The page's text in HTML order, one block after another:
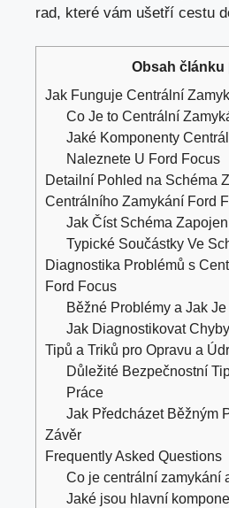
rad, které vám ušetří cestu
Obsah článku
Jak Funguje Centrální
Co Je to Centrální
Jaké Komponenty
Naleznete U Ford Focus
Detailní Pohled na Schéma
Centrálního Zamykání Ford
Jak Číst Schéma
Typické Součástky Ve
Diagnostika Problémů s
Ford Focus
Běžné Problémy a Jak
Jak Diagnostikovat
Tipů a Triků pro Opravu a
Důležité Bezpečnostní
Práce
Jak Předcházet Běžným
Závěr
Frequently Asked Questions
Co je centrální zamykání
Jaké jsou hlavní